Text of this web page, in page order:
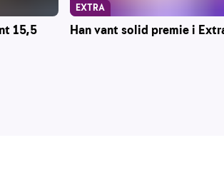
15,5
Han vant solid premie i
EXTRA